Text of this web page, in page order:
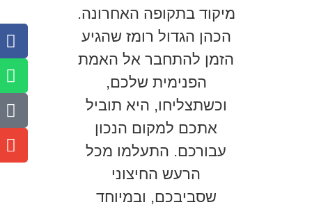
מיקוד בתקופה האחרונה.
הכהן הגדול רומז שהגיע
הזמן להתחבר אל האמת
הפנימית שלכם,
וכשתצליחו, היא תוביל
אתכם למקום הנכון
עבורכם. התעלמו מכל
הרעש החיצוני
שסביבכם, ובמיוחד